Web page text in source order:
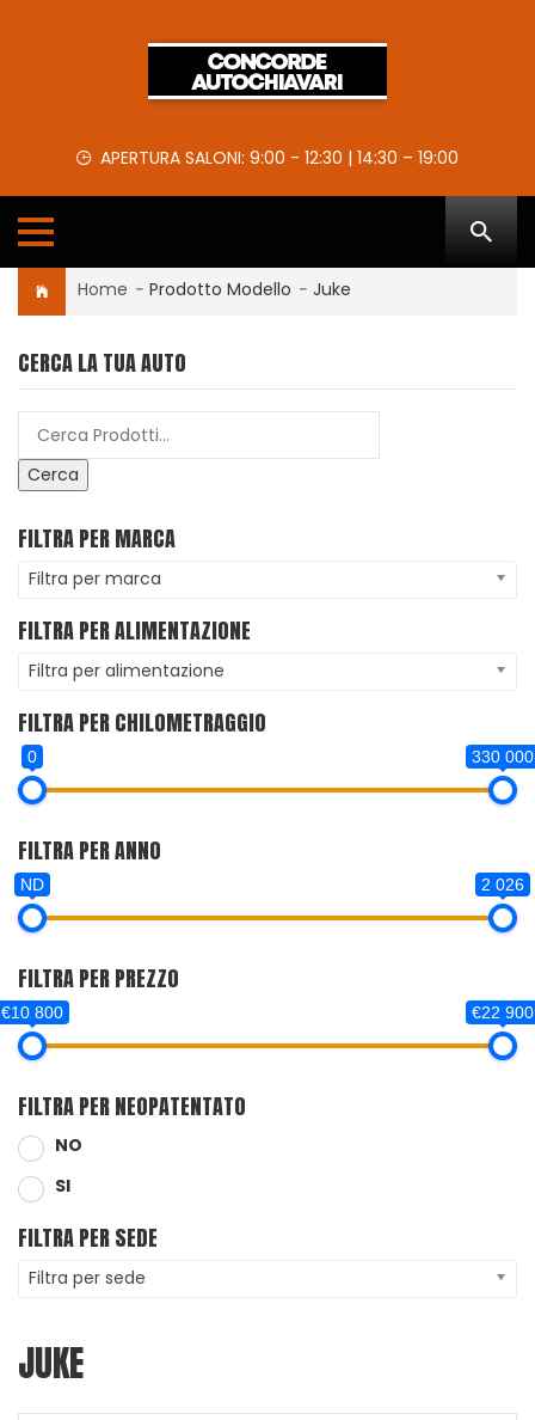
APERTURA SALONI: 9:00 - 12:30 | 14:30 – 19:00
Home - Prodotto Modello - Juke
CERCA LA TUA AUTO
Cerca
FILTRA PER MARCA
Filtra per marca
FILTRA PER ALIMENTAZIONE
Filtra per alimentazione
FILTRA PER CHILOMETRAGGIO
0 330 000
FILTRA PER ANNO
ND 2 026
FILTRA PER PREZZO
€10 800 €22 900
FILTRA PER NEOPATENTATO
NO
SI
FILTRA PER SEDE
Filtra per sede
JUKE